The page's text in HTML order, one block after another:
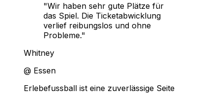
"Wir haben sehr gute Plätze für
das Spiel. Die Ticketabwicklung
verlief reibungslos und ohne
Probleme."
Whitney
@ Essen
Erlebefussball ist eine zuverlässige Seite